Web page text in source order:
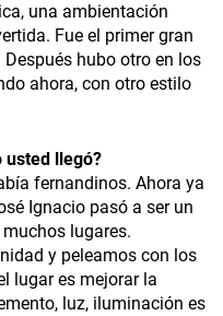
una ambientación
Fue el primer gran
hubo otro en los
ahora, con otro estilo
usted llegó?
fernandinos. Ahora ya
Ignacio pasó a ser un
lugares.
y peleamos con los
lugar es mejorar la
luz, iluminación es